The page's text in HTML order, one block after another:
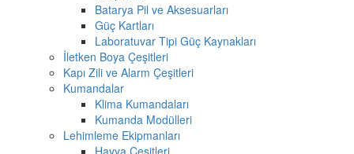
Batarya Pil ve Aksesuarları
Güç Kartları
Laboratuvar Tipi Güç Kaynakları
İletken Boya Çeşitleri
Kapı Zili ve Alarm Çeşitleri
Kumandalar
Klima Kumandaları
Kumanda Modülleri
Lehimleme Ekipmanları
Havya Çeşitleri